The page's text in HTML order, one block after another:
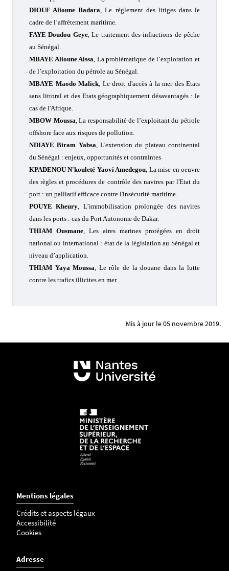
DIOUF Alioune Badara,Le règlement des litiges dans le
cadre de l’affrètement maritime.
FAYE Doudou Geye,Le traitement des infractions de pêche
au Sénégal.
MBAYE Alioune Aissa, La problématique de l’exploration et
de l’exploitation du pétrole au Sénégal.
MBAYE Maodo Malick, Le droit d'accès à la mer des Etats
sans littoral et des Etats géographiquement désavantagés : le
cas de l'Afrique.
MBOW Moussa,La responsabilité de l’exploitant du pétrole
offshore face aux risques de pollution.
NDIAYE Biram Yabsa,L'extension du plateau continental
du Sénégal : enjeux, opportunités et contraintes
KPADENOU N'kouleté Yaovi Amedegou, La mise en oeuvre
des règles et procédures de contrôle des navires par l'Etat du
port : un palliatif efficace contre l'insécurité maritime.
POUYE Kheury, L’immobilisation prolongée des navires
dans les ports : cas du Port Autonome de Dakar.
THIAM Ousmane, Les aires marines protégées en droit
national ou international : état de la législation au Sénégal et
niveau d’application.
THIAM Yaya Moussa, Le rôle de la douane dans la lutte
contre les trafics illicites en mer.
Mis à jour le 05 novembre 2019.
Mentions légales
Crédits et aspects légaux
Accessibilité
Cookies
Adresse